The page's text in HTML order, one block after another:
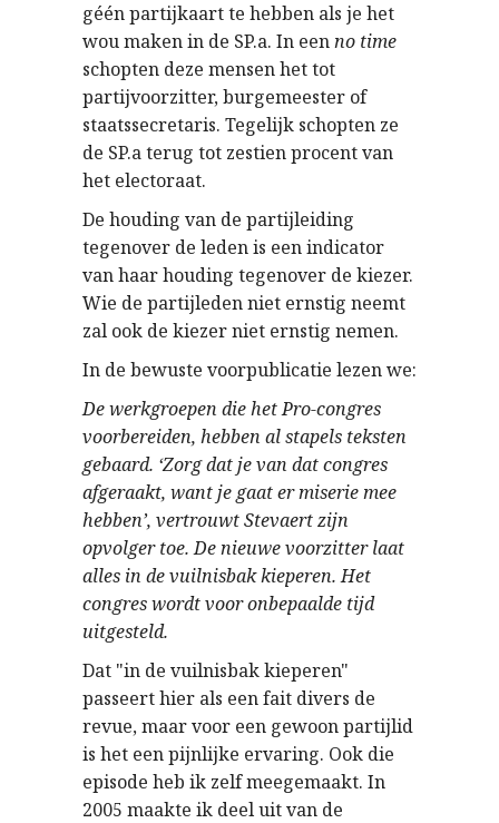
géén partijkaart te hebben als je het
wou maken in de SP.a. In eenno time
schopten deze mensen het tot
partijvoorzitter, burgemeester of
staatssecretaris. Tegelijk schopten ze
de SP.a terug tot zestien procent van
het electoraat.
De houding van de partijleiding
tegenover de leden is een indicator
van haar houding tegenover de kiezer.
Wie de partijleden niet ernstig neemt
zal ook de kiezer niet ernstig nemen.
In de bewuste voorpublicatie lezen we:
De werkgroepen die het Pro-congres
voorbereiden, hebben al stapels teksten
gebaard. ‘Zorg dat je van dat congres
afgeraakt, want je gaat er miserie mee
hebben’, vertrouwt Stevaert zijn
opvolger toe. De nieuwe voorzitter laat
alles in de vuilnisbak kieperen. Het
congres wordt voor onbepaalde tijd
uitgesteld.
Dat "in de vuilnisbak kieperen"
passeert hier als een fait divers de
revue, maar voor een gewoon partijlid
is het een pijnlijke ervaring. Ook die
episode heb ik zelf meegemaakt. In
2005 maakte ik deel uit van de